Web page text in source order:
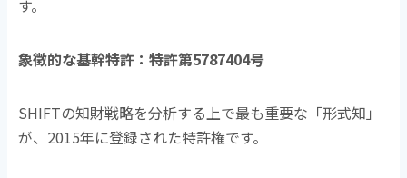
す。
象徴的な基幹特許：特許第5787404号
SHIFTの知財戦略を分析する上で最も重要な「形式知」
が、 2015年に登録された特許権です。